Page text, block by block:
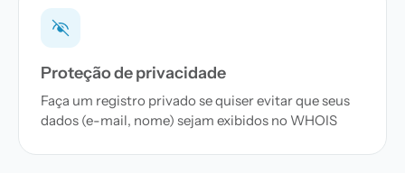
Proteção de privacidade
Faça um registro privado se quiser evitar que seus
dados (e-mail, nome) sejam exibidos no WHOIS